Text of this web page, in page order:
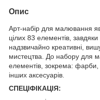
Опис
Арт-набір для малювання
цілих 83 елементів,
надзвичайно креативні,
мистецтва. До набору для
елементів, зокрема: фарби,
інших аксесуарів.
СПЕЦІФІКАЦІЯ: